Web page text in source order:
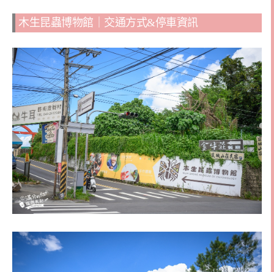
木生昆蟲博物館｜交通方式&停車資訊